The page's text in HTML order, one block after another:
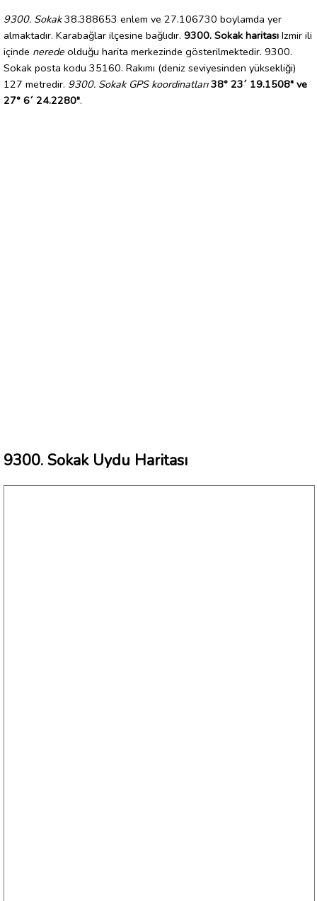
9300. Sokak38.388653 enlem ve 27.106730 boylamda yer
almaktadır. Karabağlar ilçesine bağlıdır. 9300. Sokak haritası Izmir ili
içinde nerede olduğu harita merkezinde gösterilmektedir. 9300.
Sokak posta kodu 35160. Rakımı (deniz seviyesinden yüksekliği)
127 metredir. 9300. Sokak GPS koordinatları 38° 23´ 19.1508" ve
27° 6´ 24.2280".
9300. Sokak Uydu Haritası